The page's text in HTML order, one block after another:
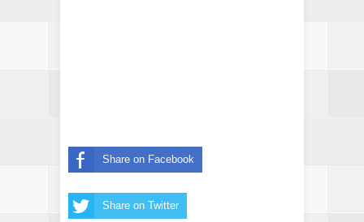
Share on Facebook
Share on Twitter